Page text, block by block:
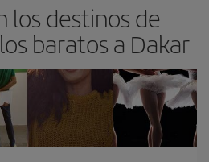
los destinos de
baratos a Dakar